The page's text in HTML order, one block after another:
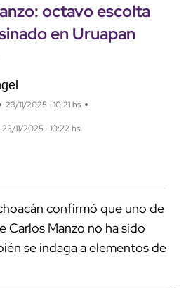
octavo escolta
en Uruapan
23/11/2025 · 10:21 hs
11/2025 · 10:22 hs
confirmó que uno de
Carlos Manzo no ha sido
se indaga a elementos de